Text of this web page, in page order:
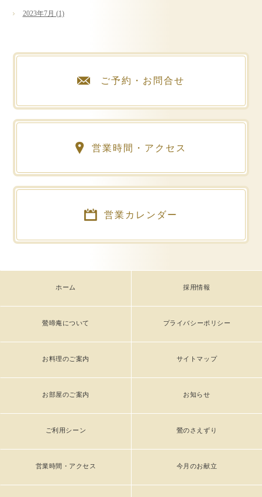
2023年7月 (1)
ご予約・お問合せ
営業時間・アクセス
営業カレンダー
ホーム 採用情報
鶯啼庵について プライバシーポリシー
お料理のご案内 サイトマップ
お部屋のご案内 お知らせ
ご利用シーン 鶯のさえずり
営業時間・アクセス 今月のお献立